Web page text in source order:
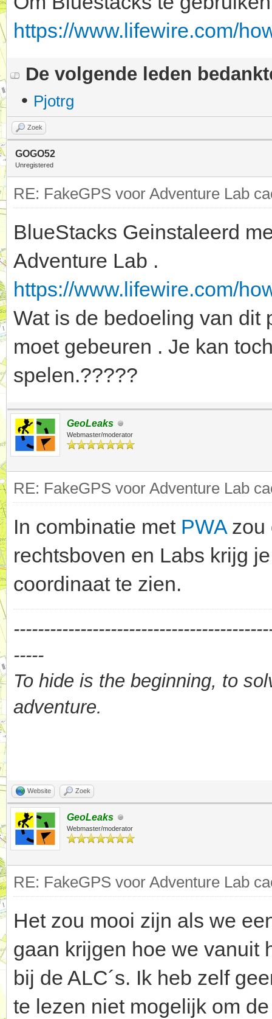
https://www.lifewire.com/
De volgende leden
• Pjotrg
Zoek
GOGO52
Unregistered
RE: FakeGPS voor Adventure Lab
BlueStacks Geinstaleerd
Adventure Lab .
https://www.lifewire.com/
Wat is de bedoeling van dit
moet gebeuren . Je kan
spelen.?????
GeoLeaks
Webmaster/moderator
RE: FakeGPS voor Adventure Lab
In combinatie met PWAzou
rechtsboven en Labs krijg
coordinaat te zien.
-----
To hide is the beginning, to
adventure.
Website Zoek
GeoLeaks
Webmaster/moderator
RE: FakeGPS voor Adventure Lab
Het zou mooi zijn als we
gaan krijgen hoe we vanuit
bij de ALC´s. Ik heb zelf
te lezen niet mogelijk om